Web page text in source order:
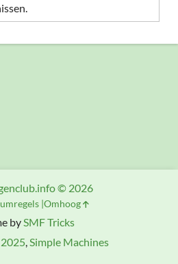
bySMF Tricks
,Simple Machines
© 2026
Omhoog